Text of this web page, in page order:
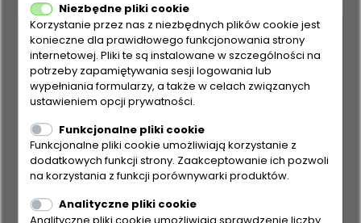
Niezbędne pliki cookie
Korzystanie przez nas z niezbędnych plików cookie jest
konieczne dla prawidłowego funkcjonowania strony
internetowej. Pliki te są instalowane w szczególności na
potrzeby zapamiętywania sesji logowania lub
wypełniania formularzy, a także w celach związanych
ustawieniem opcji prywatności.
Funkcjonalne pliki cookie
Funkcjonalne pliki cookie umożliwiają korzystanie z
dodatkowych funkcji strony. Zaakceptowanie ich pozwoli
na korzystania z funkcji porównywarki produktów.
Analityczne pliki cookie